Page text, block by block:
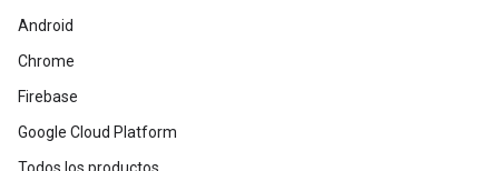
Android
Chrome
Firebase
Google Cloud Platform